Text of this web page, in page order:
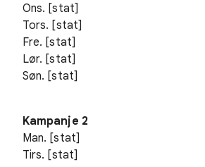
Ons. [stat]
Tors. [stat]
Fre. [stat]
Lør. [stat]
Søn. [stat]
Kampanje 2
Man. [stat]
Tirs. [stat]